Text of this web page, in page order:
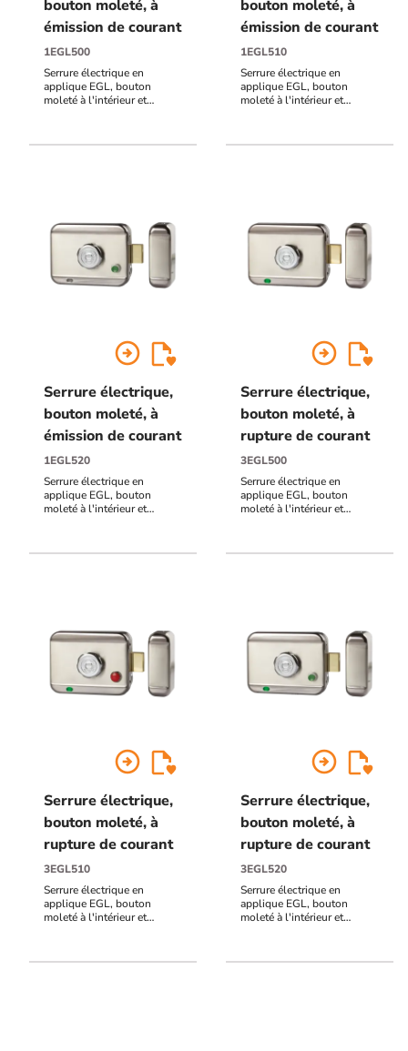
bouton moleté, à
émission de courant
1EGL500
Serrure électrique en
applique EGL, bouton
moleté à l'intérieur et
24V DC
bouton moleté, à
émission de courant
1EGL510
Serrure électrique en
applique EGL, bouton
moleté à l'intérieur et
24V DC, avec bouton
arrow_circle_right
Serrure électrique,
bouton moleté, à
émission de courant
1EGL520
Serrure électrique en
applique EGL, bouton
moleté à l'intérieur et
24V DC, avec bouton
arrow_circle_right
Serrure électrique,
bouton moleté, à
rupture de courant
3EGL500
Serrure électrique en
applique EGL, bouton
moleté à l'intérieur et
24V DC
arrow_circle_right
Serrure électrique,
bouton moleté, à
rupture de courant
3EGL510
Serrure électrique en
applique EGL, bouton
moleté à l'intérieur et
24V DC, avec bouton
arrow_circle_right
Serrure électrique,
bouton moleté, à
rupture de courant
3EGL520
Serrure électrique en
applique EGL, bouton
moleté à l'intérieur et
24V DC, avec bouton